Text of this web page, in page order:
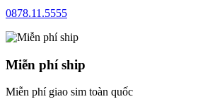
0878.11.5555
Miễn phí ship
Miễn phí giao sim toàn quốc